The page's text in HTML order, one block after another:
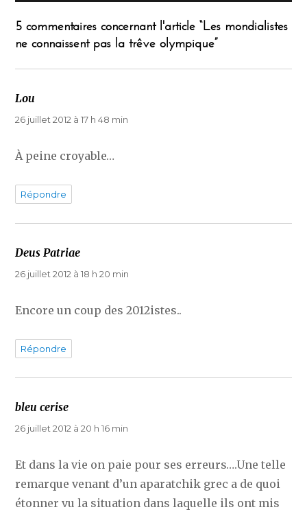
5 commentaires concernant l'article “Les mondialistes
ne connaissent pas la trêve olympique”
Lou
26 juillet 2012 à 17 h 48 min
À peine croyable…
Répondre
Deus Patriae
26 juillet 2012 à 18 h 20 min
Encore un coup des 2012istes..
Répondre
bleu cerise
26 juillet 2012 à 20 h 16 min
Et dans la vie on paie pour ses erreurs….Une telle
remarque venant d’un aparatchik grec a de quoi
étonner vu la situation dans laquelle ils ont mis